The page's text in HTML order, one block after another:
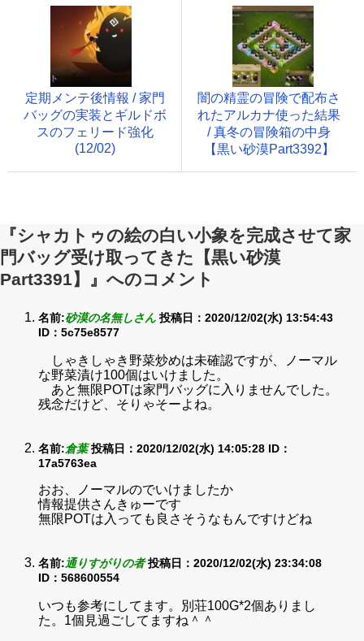
定期メンテ後情報 / 家門
バッグの実装とギルドボ
スのフェリード強化
(12/02)
闇の精霊の冒険で配布さ
れたアルカナ使った結果
/ 真冬の冒険箱の中身
【黒い砂漠Part3392】
『シャカトゥの絵の白い小象を完成させて家
門バッグ受け取ってきた【黒い砂漠
Part3391】』へのコメント
名前:砂漠の名無しさん 投稿日：2020/12/02(水) 13:54:43
ID：5c75e8577
しゃきしゃき野菜炒めは未確認ですが、ノーマル
な野菜漬け100個はいけました。
あと無限POTは家門バッグに入りませんでした。
残念だけど、そりゃそーよね。
名前:倉葉 投稿日：2020/12/02(水) 14:05:28 ID：
17a5763ea
おお、ノーマルのでいけましたか
情報提供さんきゅーです
無限POTは入っても良さそうなもんですけどね
名前:通りすがりの者 投稿日：2020/12/02(水) 23:34:08
ID：568600554
いつも参考にしてます。別荘100G*2個ありまし
た。1個見過ごしてますね＾＾